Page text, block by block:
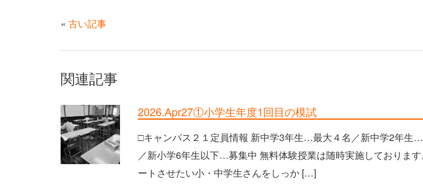
« 古い記事
関連記事
2026.Apr27①小学生年度1回目の模試
□キャンパス２１定員情報 新中学3年生…最大４名／新中学2年生
／新小学6年生以下…募集中 無料体験授業は随時実施しておりま
ートさせたい小・中学生さんをしっか […]